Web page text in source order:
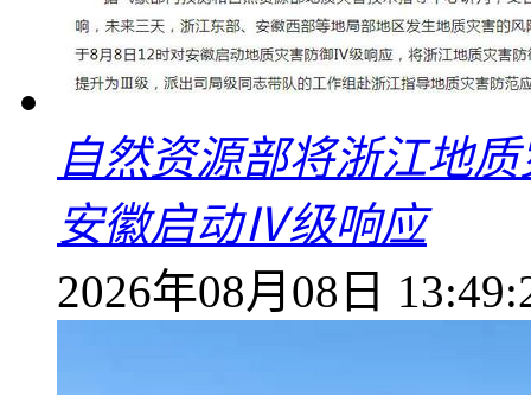
自然资源部将浙江地
安徽启动Ⅳ级响应
2026年08月08日